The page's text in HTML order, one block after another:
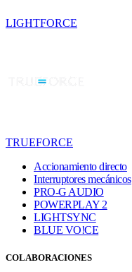
LIGHTFORCE
TRUEFORCE
Accionamiento directo
Interruptores mecánicos
PRO-G AUDIO
POWERPLAY 2
LIGHTSYNC
BLUE VO!CE
COLABORACIONES